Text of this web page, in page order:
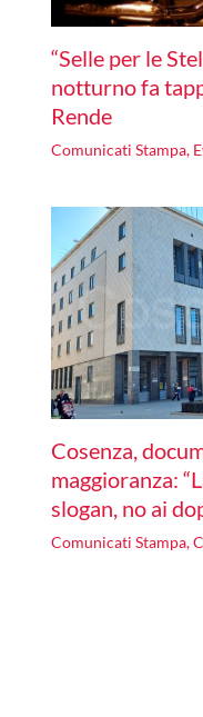
“Selle per le
notturno fa
Rende
Comunicati Stampa,
Cosenza,
maggioranza:
slogan, no ai
Comunicati Stampa,